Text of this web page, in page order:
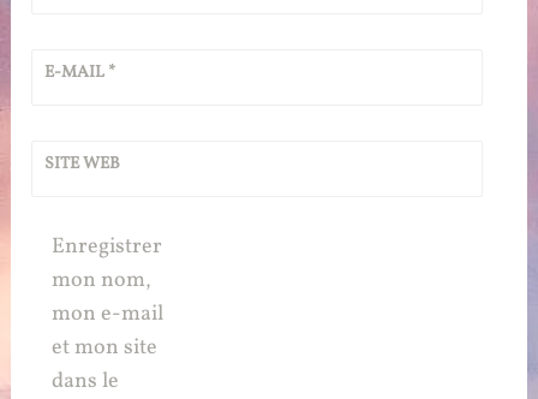
E-MAIL *
SITE WEB
Enregistrer
mon nom,
mon e-mail
et mon site
dans le